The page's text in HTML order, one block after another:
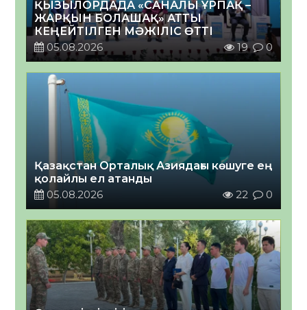
ҚЫЗЫЛОРДАДА «САНАЛЫ ҰРПАҚ –
ЖАРҚЫН БОЛАШАҚ» АТТЫ
КЕҢЕЙТІЛГЕН МӘЖІЛІС ӨТТІ
05.08.2026
19 0
Қазақстан Орталық Азиядағы көшуге ең
қолайлы ел атанды
05.08.2026
22 0